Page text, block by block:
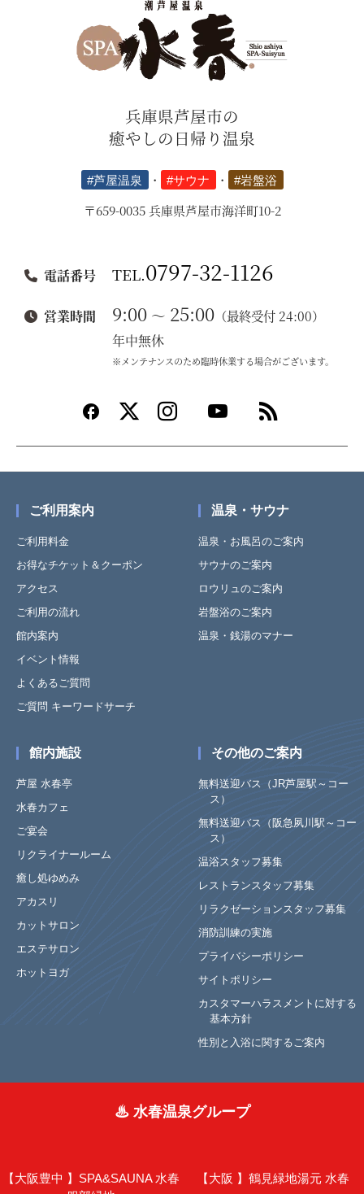
兵庫県芦屋市の
癒やしの日帰り温泉
#芦屋温泉 ・ #サウナ ・ #岩盤浴
〒659-0035 兵庫県芦屋市海洋町10-2
電話番号 TEL.0797-32-1126
営業時間 9:00 ～ 25:00 （最終受付 24:00）
年中無休
※メンテナンスのため臨時休業する場合がございます。
ご利用案内
ご利用料金
お得なチケット＆クーポン
アクセス
ご利用の流れ
館内案内
イベント情報
よくあるご質問
ご質問 キーワードサーチ
温泉・サウナ
温泉・お風呂のご案内
サウナのご案内
ロウリュのご案内
岩盤浴のご案内
温泉・銭湯のマナー
館内施設
芦屋 水春亭
水春カフェ
ご宴会
リクライナールーム
癒し処ゆめみ
アカスリ
カットサロン
エステサロン
ホットヨガ
その他のご案内
無料送迎バス（JR芦屋駅～コー
ス）
無料送迎バス（阪急夙川駅～コー
ス）
温浴スタッフ募集
レストランスタッフ募集
リラクゼーションスタッフ募集
消防訓練の実施
プライバシーポリシー
サイトポリシー
カスタマーハラスメントに対する
基本方針
性別と入浴に関するご案内
♨ 水春温泉グループ
【大阪豊中 】 SPA&SAUNA 水春
【大阪 】 鶴見緑地湯元 水春